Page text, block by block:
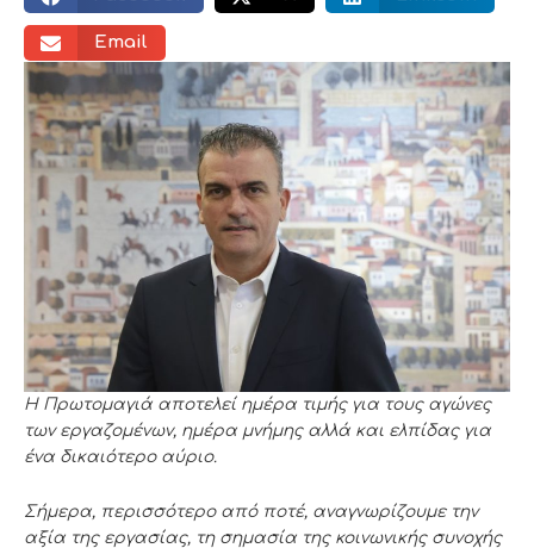
Email
Η Πρωτομαγιά αποτελεί ημέρα τιμής για τους αγώνες
των εργαζομένων, ημέρα μνήμης αλλά και ελπίδας για
ένα δικαιότερο αύριο.
Σήμερα, περισσότερο από ποτέ, αναγνωρίζουμε την
αξία της εργασίας, τη σημασία της κοινωνικής συνοχής